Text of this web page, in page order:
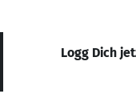
Logg Dich